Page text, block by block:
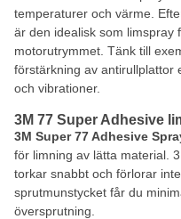
temperaturer och värme.
är den idealisk som limspray
motorutrymmet. Tänk till
förstärkning av antirullplattor
och vibrationer.
3M 77 Super Adhesive
3M Super 77 Adhesive
för limning av lätta material.
torkar snabbt och förlorar
sprutmunstycket får du
översprutning.